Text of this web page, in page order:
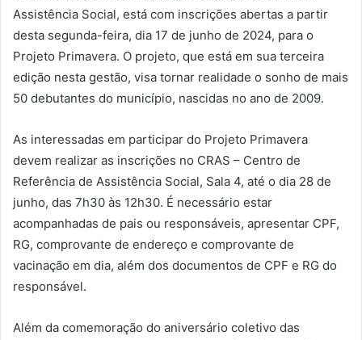
Assistência Social, está com inscrições abertas a partir
desta segunda-feira, dia 17 de junho de 2024, para o
Projeto Primavera. O projeto, que está em sua terceira
edição nesta gestão, visa tornar realidade o sonho de mais
50 debutantes do município, nascidas no ano de 2009.
As interessadas em participar do Projeto Primavera
devem realizar as inscrições no CRAS – Centro de
Referência de Assistência Social, Sala 4, até o dia 28 de
junho, das 7h30 às 12h30. É necessário estar
acompanhadas de pais ou responsáveis, apresentar CPF,
RG, comprovante de endereço e comprovante de
vacinação em dia, além dos documentos de CPF e RG do
responsável.
Além da comemoração do aniversário coletivo das